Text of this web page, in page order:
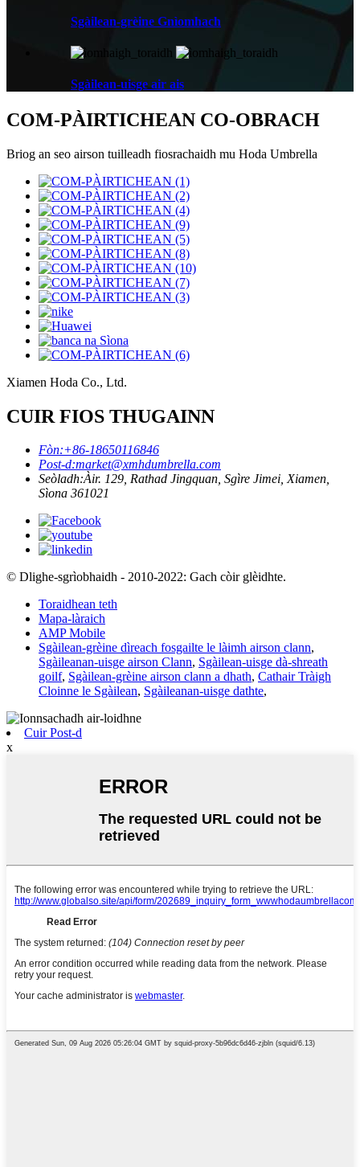
Sgàilean-grèine Gnìomhach
Sgàilean-uisge air ais
COM-PÀIRTICHEAN CO-OBRACH
Briog an seo airson tuilleadh fiosrachaidh mu Hoda Umbrella
Xiamen Hoda Co., Ltd.
CUIR FIOS THUGAINN
Fòn:+86-18650116846
Post-d:market@xmhdumbrella.com
Seòladh:Àir. 129, Rathad Jingquan, Sgìre Jimei, Xiamen,
Sìona 361021
© Dlighe-sgrìobhaidh - 2010-2022: Gach còir glèidhte.
Toraidhean teth
Mapa-làraich
AMP Mobile
Sgàilean-grèine dìreach fosgailte le làimh airson clann,
Sgàileanan-uisge airson Clann, Sgàilean-uisge dà-shreath
goilf, Sgàilean-grèine airson clann a dhath, Cathair Tràigh
Cloinne le Sgàilean, Sgàileanan-uisge dathte,
Cuir Post-d
x